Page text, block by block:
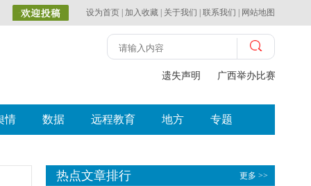
设为首页 加入收藏 关于我们 联系我们 网站地图
遗失声明 广西举办比赛探索中
情 数据 远程教育 地方 专题
更多 >>
热点文章排行